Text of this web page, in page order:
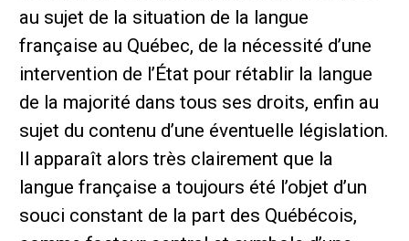
au sujet de la situation de la langue
française au Québec, de la nécessité d’une
intervention de l’État pour rétablir la langue
de la majorité dans tous ses droits, enfin au
sujet du contenu d’une éventuelle législation.
Il apparaît alors très clairement que la
langue française a toujours été l’objet d’un
souci constant de la part des Québécois,